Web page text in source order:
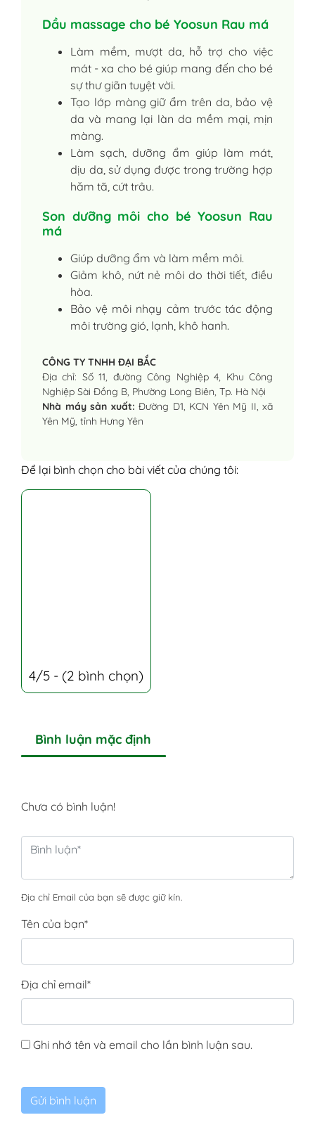
Dầu massage cho bé Yoosun Rau má
Làm mềm, mượt da, hỗ trợ cho việc
mát - xa cho bé giúp mang đến cho bé
sự thư giãn tuyệt vời.
Tạo lớp màng giữ ẩm trên da, bảo vệ
da và mang lại làn da mềm mại, mịn
màng.
Làm sạch, dưỡng ẩm giúp làm mát,
dịu da, sử dụng được trong trường hợp
hăm tã, cứt trâu.
Son dưỡng môi cho bé Yoosun Rau
má
Giúp dưỡng ẩm và làm mềm môi.
Giảm khô, nứt nẻ môi do thời tiết, điều
hòa.
Bảo vệ môi nhạy cảm trước tác động
môi trường gió, lạnh, khô hanh.
CÔNG TY TNHH ĐẠI BẮC
Địa chỉ: Số 11, đường Công Nghiệp 4, Khu Công
Nghiệp Sài Đồng B, Phường Long Biên, Tp. Hà Nội
Nhà máy sản xuất: Đường D1, KCN Yên Mỹ II, xã
Yên Mỹ, tỉnh Hưng Yên
Để lại bình chọn cho bài viết của chúng tôi:
4/5 - (2 bình chọn)
Bình luận mặc định
Chưa có bình luận!
Địa chỉ Email của bạn sẽ được giữ kín.
Tên của bạn*
Địa chỉ email*
Ghi nhớ tên và email cho lần bình luận sau.